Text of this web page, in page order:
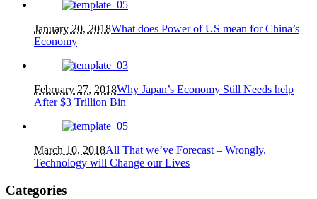
January 20, 2018What does Power of US mean for China’s
Economy
February 27, 2018Why Japan’s Economy Still Needs help
After $3 Trillion Bin
March 10, 2018All That we’ve Forecast – Wrongly.
Technology will Change our Lives
Categories